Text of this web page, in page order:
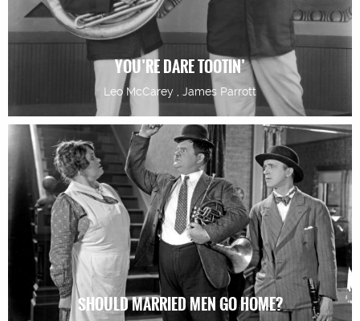
YOU’RE DARE TOOTIN’
Leo McCarey , James Parrott
SHOULD MARRIED MEN GO HOME?